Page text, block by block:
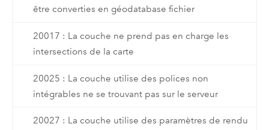
être converties en géodatabase fichier
20017 : La couche ne prend pas en charge les
intersections de la carte
20025 : La couche utilise des polices non
intégrables ne se trouvant pas sur le serveur
20027 : La couche utilise des paramètres de rendu